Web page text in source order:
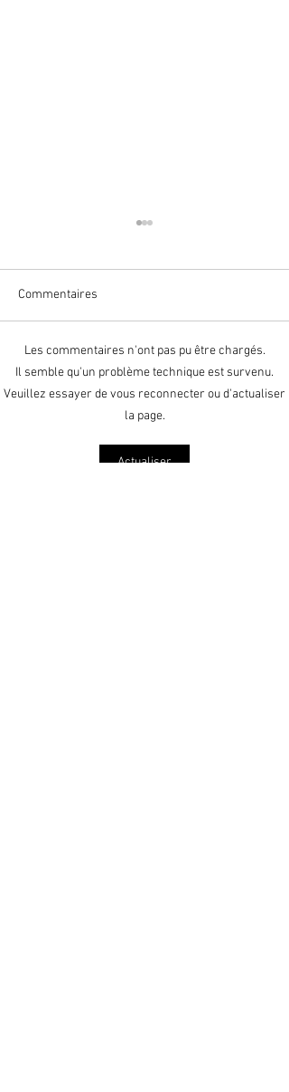
L'amour jamais ne passera
- Musique et chant pour
votre cérémonie de mariage
Commentaires
Les commentaires n'ont pas pu être chargés.
Il semble qu'un problème technique est survenu.
Veuillez essayer de vous reconnecter ou d'actualiser
la page.
Actualiser